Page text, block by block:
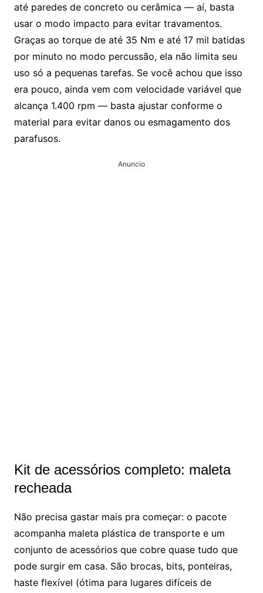
até paredes de concreto ou cerâmica — aí, basta
usar o modo impacto para evitar travamentos.
Graças ao torque de até 35 Nm e até 17 mil batidas
por minuto no modo percussão, ela não limita seu
uso só a pequenas tarefas. Se você achou que isso
era pouco, ainda vem com velocidade variável que
alcança 1.400 rpm — basta ajustar conforme o
material para evitar danos ou esmagamento dos
parafusos.
Anuncio
Kit de acessórios completo: maleta
recheada
Não precisa gastar mais pra começar: o pacote
acompanha maleta plástica de transporte e um
conjunto de acessórios que cobre quase tudo que
pode surgir em casa. São brocas, bits, ponteiras,
haste flexível (ótima para lugares difíceis de